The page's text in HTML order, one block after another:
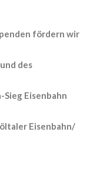
fördern wir
des
Eisenbahn
Eisenbahn/